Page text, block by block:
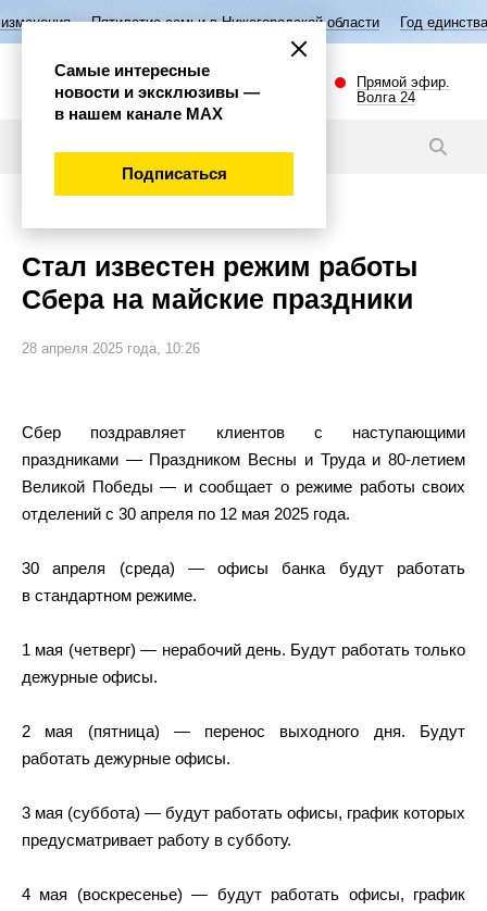
семьи в Нижегородской области Год единства народов России
Прямой эфир.
Волга 24
Стал известен режим работы
Сбера на майские праздники
28 апреля 2025 года, 10:26
Сбер поздравляет клиентов с наступающими
праздниками — Праздником Весны и Труда и 80-летием
Великой Победы — и сообщает о режиме работы своих
отделений с 30 апреля по 12 мая 2025 года.
30 апреля (среда) — офисы банка будут работать
в стандартном режиме.
1 мая (четверг) — нерабочий день. Будут работать только
дежурные офисы.
2 мая (пятница) — перенос выходного дня. Будут
работать дежурные офисы.
3 мая (суббота) — будут работать офисы, график которых
предусматривает работу в субботу.
4 мая (воскресенье) — будут работать офисы, график
Самые интересные
новости и эксклюзивы —
в нашем канале МАХ
Подписаться